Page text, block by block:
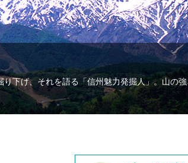
下げ、それを語る「信州魅力発掘人」。山の強